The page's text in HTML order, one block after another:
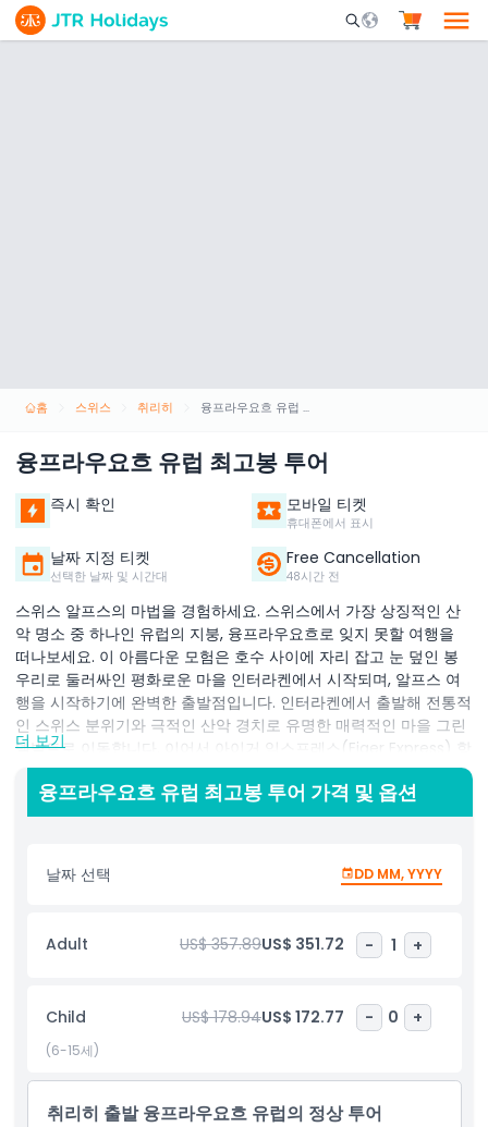
Mobile Search
홈 스위스 취리히 융프라우요흐 유럽 최고봉 투어
융프라우요흐 유럽 최고봉 투어
즉시 확인 모바일 티켓
휴대폰에서 표시
날짜 지정 티켓
선택한 날짜 및 시간대
Free Cancellation
48시간 전
스위스 알프스의 마법을 경험하세요. 스위스에서 가장 상징적인 산
악 명소 중 하나인 유럽의 지붕, 융프라우요흐로 잊지 못할 여행을
떠나보세요. 이 아름다운 모험은 호수 사이에 자리 잡고 눈 덮인 봉
우리로 둘러싸인 평화로운 마을 인터라켄에서 시작되며, 알프스 여
행을 시작하기에 완벽한 출발점입니다. 인터라켄에서 출발해 전통적
인 스위스 분위기와 극적인 산악 경치로 유명한 매력적인 마을 그린
델발트로 이동합니다. 이어서 아이거 익스프레스(Eiger Express) 항
공 케이블카를 타고 알프스, 깊은 계곡, 빙하의 숨막히는 파노라마 전
망을 감상합니다. 환승 지점에 도착하면, 역사적인 톱니바퀴 열차를
타고 유럽에서 가장 높은 접근 가능한 철도역인 융프라우요흐로 향
스 팰리스, 스핑크스 전망대, 광활한 눈밭 등 관광명소를 탐험하며 관
광, 사진 촬영, 잊지 못할 순간을 즐길 수 있습니다. 하산하면서 세계
인터라켄에서 출발하는 이 융프라우요흐 투어는 알프스의 아름다움,
스위스 문화, 일생에 한 번 볼 수 있는 산악 풍경을 추구하는 여행객
더 보기
융프라우요흐 유럽 최고봉 투어 가격 및 옵션
날짜 선택 DD MM, YYYY
Adult US$ 357.89US$ 351.72 - 1 +
Child US$ 178.94US$ 172.77 - 0 +
(6-15세)
취리히 출발 융프라우요흐 유럽의 정상 투어